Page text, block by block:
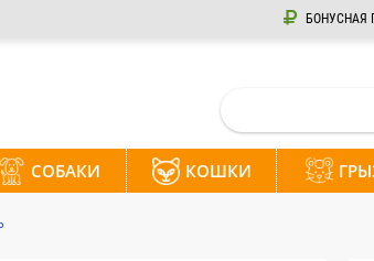
БОНУСНАЯ
СОБАКИ КОШКИ